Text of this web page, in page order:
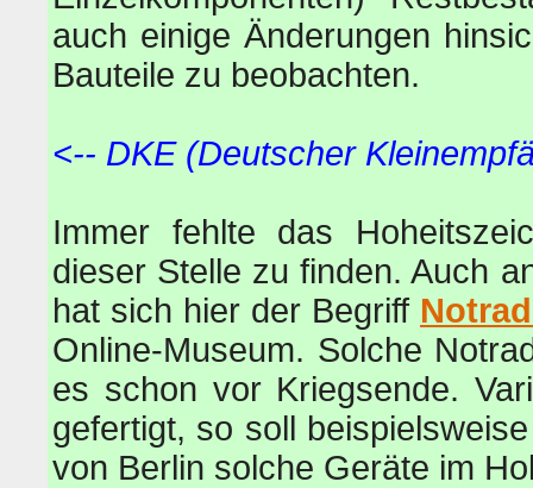
auch einige Änderungen
Bauteile zu beobachten.
<-- DKE (Deutscher
Immer fehlte das
dieser Stelle zu finden. Auch
hat sich hier der Begriff
Online-Museum. Solche
es schon vor Kriegsende.
gefertigt, so soll
von Berlin solche Geräte im